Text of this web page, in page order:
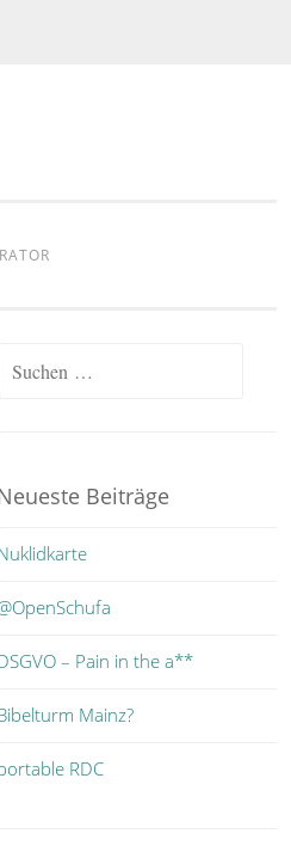
Suchen
Beiträge
– Pain in the a**
Mainz?
RDC